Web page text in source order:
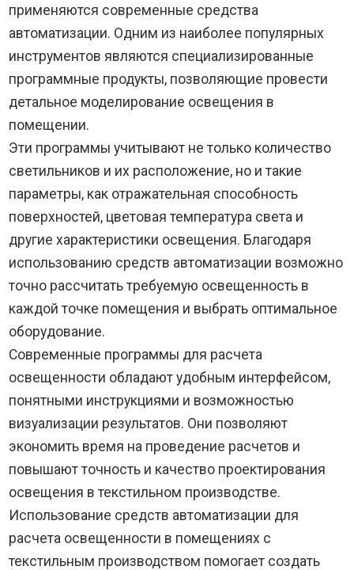
применяются современные средства
автоматизации. Одним из наиболее популярных
инструментов являются специализированные
программные продукты, позволяющие провести
детальное моделирование освещения в
помещении.
Эти программы учитывают не только количество
светильников и их расположение, но и такие
параметры, как отражательная способность
поверхностей, цветовая температура света и
другие характеристики освещения. Благодаря
использованию средств автоматизации возможно
точно рассчитать требуемую освещенность в
каждой точке помещения и выбрать оптимальное
оборудование.
Современные программы для расчета
освещенности обладают удобным интерфейсом,
понятными инструкциями и возможностью
визуализации результатов. Они позволяют
экономить время на проведение расчетов и
повышают точность и качество проектирования
освещения в текстильном производстве.
Использование средств автоматизации для
расчета освещенности в помещениях с
текстильным производством помогает создать